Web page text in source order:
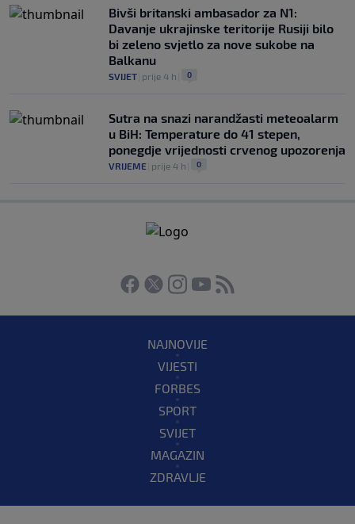
Bivši britanski ambasador za N1:
Davanje ukrajinske teritorije Rusiji bilo
bi zeleno svjetlo za nove sukobe na
Balkanu
SVIJET prije 4 h 0
Sutra na snazi narandžasti meteoalarm
u BiH: Temperature do 41 stepen,
ponegdje vrijednosti crvenog upozorenja
VRIJEME prije 4 h 0
NAJNOVIJE
VIJESTI
FORBES
SPORT
SVIJET
MAGAZIN
ZDRAVLJE